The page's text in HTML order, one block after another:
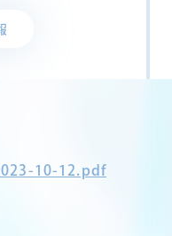
10-12.pdf